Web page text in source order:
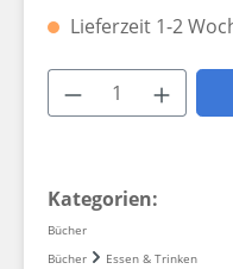
Lieferzeit 1-2
Produkt
Kategorien:
Bücher
Bücher
Essen & Trinken